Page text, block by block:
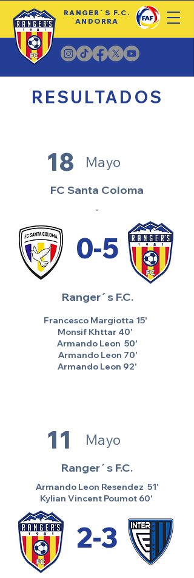
RANGER´S F.C.
ANDORRA
RESULTADOS
18 Mayo
FC Santa Coloma
-
0-5
Ranger´s F.C.
Francesco Margiotta 15'
Monsif Khttar 40'
Armando Leon 50'
Armando Leon 70'
Armando Leon 92'
11 Mayo
Ranger´s F.C.
Armando Leon Resendez 51'
Kylian Vincent Poumot 60'
2-3